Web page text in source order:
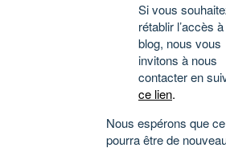
Si vous
rétablir l’accès
blog, nous vous
invitons à nous
contacter en
ce lien.
Nous espérons que
pourra être de